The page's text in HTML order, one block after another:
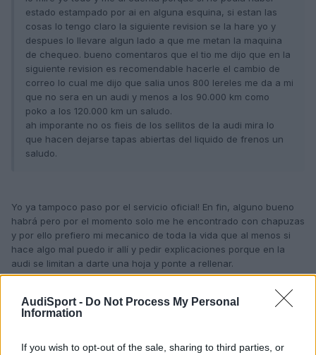
AudiSport - Do Not Process My Personal
Information
If you wish to opt-out of the sale, sharing to third parties, or
estado estampado por ai en alguna esquina, si estan las
cosas lo tengo claro la siguiente revision se la hare yo y
despues lo llevare algun lado a que me metan la maquina
de chequeo. bueno comentaros que el tio me dijo que en la
siguiente revision es recomendable hacerle el cambio de
correo lo cual me dijo que salia unos 800 lereles me da a mi
que no sera en un audi y menos a los 90.000 km como
poko a los 120.000 km un saludo.
ah imporante no os fieis de los sellitos de la audi mira lo
que hacen dejarse tapas abiertas del liquido de frenos un
saludo.
Yo ya tampoco paso por el servicio oficial! En fin, alguno bueno
habrá pero por el momento solo me he encontrado con chapuzas
y por ello prefiero mi mecanico de toda la vida que al menos si
hace algo mal puedo ir allí y pedir explicaciones porque en la
audi se limitan a darte una hoja y ponte a rellenar.
Bueno compañeros, nadie sabe más consejos de cara a pasar
las revisiones del coche??